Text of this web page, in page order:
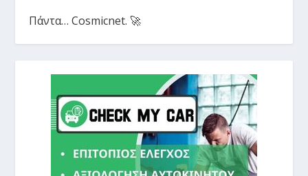
Πάντα… Cosmicnet. 🚀